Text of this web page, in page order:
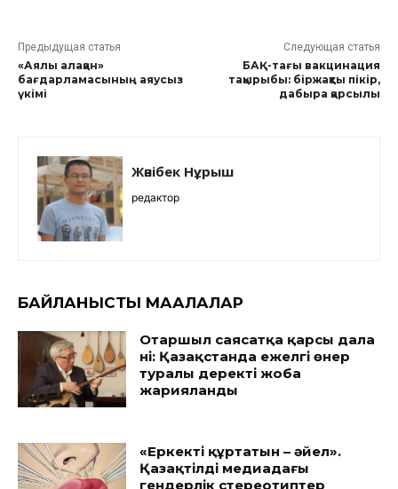
Предыдущая статья
«Аялы алақан»
бағдарламасының аяусыз
үкімі
Следующая статья
БАҚ-тағы вакцинация
тақырыбы: біржақты пікір,
дабыра қарсылық
Жәнібек Нұрыш
редактор
БАЙЛАНЫСТЫ МАҚАЛАЛАР
Отаршыл саясатқа қарсы дала
үні: Қазақстанда ежелгі өнер
туралы деректі жоба
жарияланды
«Еркекті құртатын – әйел».
Қазақтілді медиадағы
гендерлік стереотиптер